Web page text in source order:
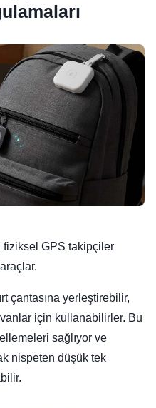
fiziksel GPS takipçiler
çantasına yerleştirebilir,
için kullanabilirler. Bu
sağlıyor ve
nispeten düşük tek